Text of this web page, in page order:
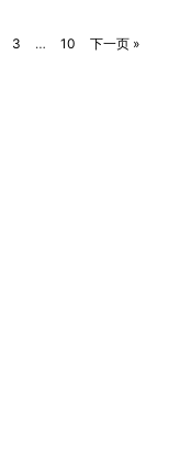
3 … 10 下一页 »